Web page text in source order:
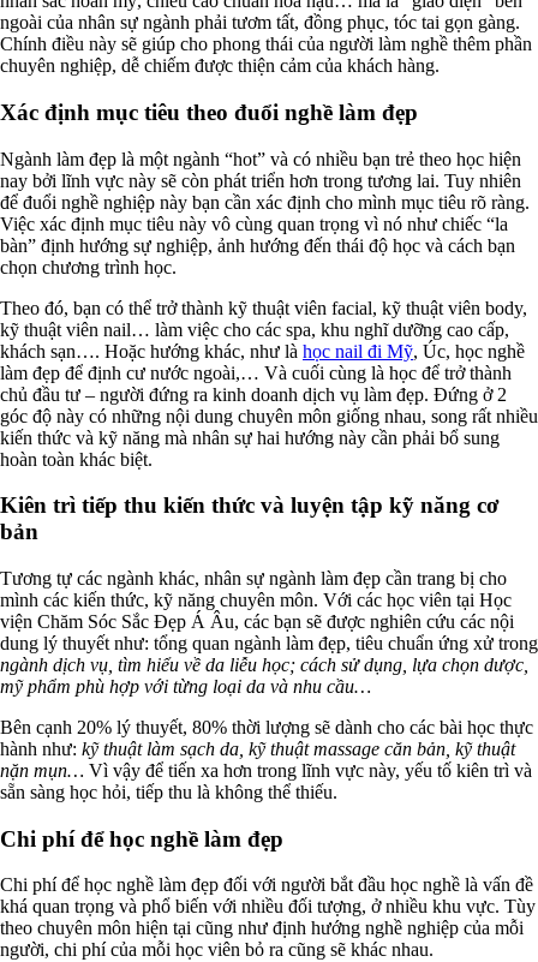
ngoài của nhân sự ngành phải tươm tất, đồng phục, tóc tai gọn gàng.
Chính điều này sẽ giúp cho phong thái của người làm nghề thêm phần
chuyên nghiệp, dễ chiếm được thiện cảm của khách hàng.
Xác định mục tiêu theo đuổi nghề làm đẹp
Ngành làm đẹp là một ngành “hot” và có nhiều bạn trẻ theo học hiện
nay bởi lĩnh vực này sẽ còn phát triển hơn trong tương lai. Tuy nhiên
để đuổi nghề nghiệp này bạn cần xác định cho mình mục tiêu rõ ràng.
Việc xác định mục tiêu này vô cùng quan trọng vì nó như chiếc “la
bàn” định hướng sự nghiệp, ảnh hướng đến thái độ học và cách bạn
chọn chương trình học.
Theo đó, bạn có thể trở thành kỹ thuật viên facial, kỹ thuật viên body,
kỹ thuật viên nail… làm việc cho các spa, khu nghĩ dưỡng cao cấp,
khách sạn…. Hoặc hướng khác, như là học nail đi Mỹ, Úc, học nghề
làm đẹp để định cư nước ngoài,… Và cuối cùng là học để trở thành
chủ đầu tư – người đứng ra kinh doanh dịch vụ làm đẹp. Đứng ở 2
góc độ này có những nội dung chuyên môn giống nhau, song rất nhiều
kiến thức và kỹ năng mà nhân sự hai hướng này cần phải bổ sung
hoàn toàn khác biệt.
Kiên trì tiếp thu kiến thức và luyện tập kỹ năng cơ
bản
Tương tự các ngành khác, nhân sự ngành làm đẹp cần trang bị cho
mình các kiến thức, kỹ năng chuyên môn. Với các học viên tại Học
viện Chăm Sóc Sắc Đẹp Á Âu, các bạn sẽ được nghiên cứu các nội
dung lý thuyết như: tổng quan ngành làm đẹp, tiêu chuẩn ứng xử trong
ngành dịch vụ, tìm hiểu về da liễu học; cách sử dụng, lựa chọn dược,
mỹ phẩm phù hợp với từng loại da và nhu cầu…
Bên cạnh 20% lý thuyết, 80% thời lượng sẽ dành cho các bài học thực
hành như: kỹ thuật làm sạch da, kỹ thuật massage căn bản, kỹ thuật
nặn mụn… Vì vậy để tiến xa hơn trong lĩnh vực này, yếu tố kiên trì và
sẵn sàng học hỏi, tiếp thu là không thể thiếu.
Chi phí để học nghề làm đẹp
Chi phí để học nghề làm đẹp đối với người bắt đầu học nghề là vấn đề
khá quan trọng và phổ biến với nhiều đối tượng, ở nhiều khu vực. Tùy
theo chuyên môn hiện tại cũng như định hướng nghề nghiệp của mỗi
người, chi phí của mỗi học viên bỏ ra cũng sẽ khác nhau.